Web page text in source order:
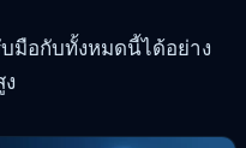
มือกับทั้งหมดนี้ได้อย่าง